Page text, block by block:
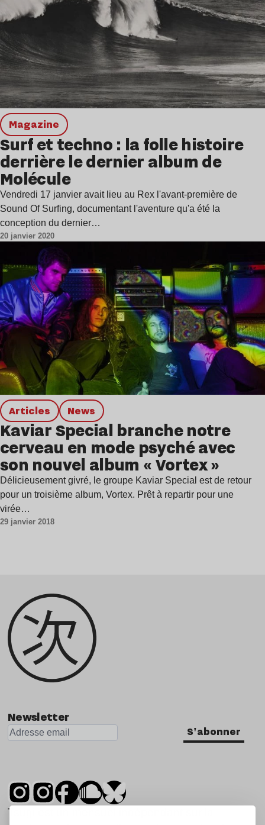
magazine
Surf et techno : la folle histoire
derrière le dernier album de
Molécule
Vendredi 17 janvier avait lieu au Rex l'avant-première de
Sound Of Surfing, documentant l'aventure qu'a été la
conception du dernier…
20 janvier 2020
Articles news
Kaviar Special branche notre
cerveau en mode psyché avec
son nouvel album « Vortex »
Délicieusement givré, le groupe Kaviar Special est de retour
pour un troisième album, Vortex. Prêt à repartir pour une
virée…
29 janvier 2018
Newsletter
S'abonner
Tsugi est un mensuel indépendant sur la